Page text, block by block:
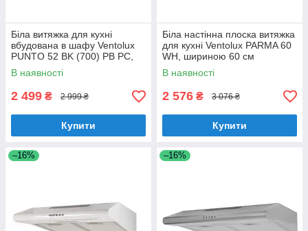
Біла витяжка для кухні
вбудована в шафу Ventolux
PUNTO 52 BK (700) PB PC,
шириною 52 см
В наявності
2 499 ₴ 2 999 ₴
Купити
Біла настінна плоска витяжка
для кухні Ventolux PARMA 60
WH, шириною 60 см
В наявності
2 576 ₴ 3 076 ₴
Купити
–16% –16%